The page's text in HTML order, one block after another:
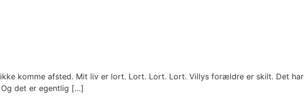
komme afsted. Mit liv er lort. Lort. Lort. Lort. Villys forældre er skilt. Det har
det er egentlig […]